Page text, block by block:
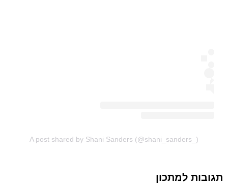
A post shared by Shani Sanders (@shani_sanders_)
תגובות למתכון